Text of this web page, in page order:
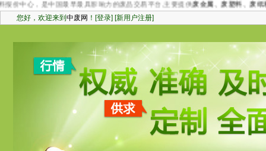
心，是中国最早最具影响力的废品交易平台,主要提供废金属、废塑料、废纸和二